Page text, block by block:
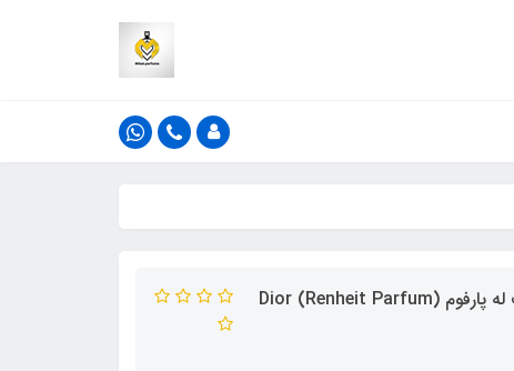
ادکلن فراگرنس ورد مدل رنهایت پارفوم رایحه دیور فارنهایت له پارفوم (Renheit Parfum) Dior